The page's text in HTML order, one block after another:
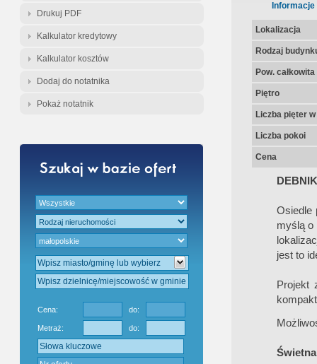
Drukuj PDF
Kalkulator kredytowy
Kalkulator kosztów
Dodaj do notatnika
Pokaż notatnik
Cena: do:
Metraż: do:
Informacje
Lokalizacja
Rodzaj
Pow.
Piętro
Liczba pięter
Liczba pokoi
Cena
Osiedle
myślą o
jest to
Projekt